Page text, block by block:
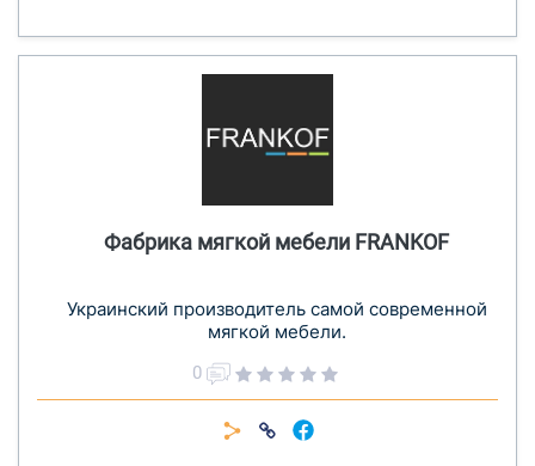
Фабрика мягкой мебели FRANKOF
Украинский производитель самой современной
мягкой мебели.
0